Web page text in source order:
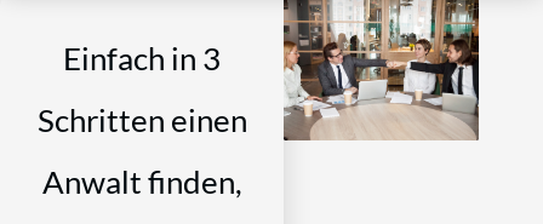
Einfach in 3
Schritten einen
Anwalt finden,